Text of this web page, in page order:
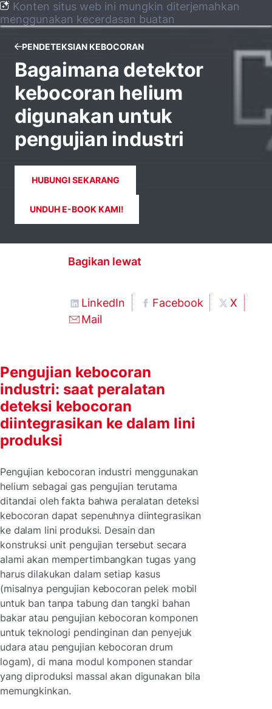
Konten situs web ini mungkin diterjemahkan
menggunakan kecerdasan buatan
PENDETEKSIAN KEBOCORAN
Bagaimana detektor
kebocoran helium
digunakan untuk
pengujian industri
HUBUNGI SEKARANG
UNDUH E-BOOK KAMI!
Bagikan lewat
LinkedIn Facebook
X
Mail
Pengujian kebocoran
industri: saat peralatan
deteksi kebocoran
diintegrasikan ke dalam lini
produksi
Pengujian kebocoran industri menggunakan
helium sebagai gas pengujian terutama
ditandai oleh fakta bahwa peralatan deteksi
kebocoran dapat sepenuhnya diintegrasikan
ke dalam lini produksi. Desain dan
konstruksi unit pengujian tersebut secara
alami akan mempertimbangkan tugas yang
harus dilakukan dalam setiap kasus
(misalnya pengujian kebocoran pelek mobil
untuk ban tanpa tabung dan tangki bahan
bakar atau pengujian kebocoran komponen
untuk teknologi pendinginan dan penyejuk
udara atau pengujian kebocoran drum
logam), di mana modul komponen standar
yang diproduksi massal akan digunakan bila
memungkinkan.